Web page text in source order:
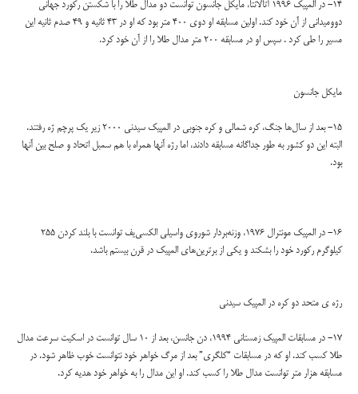
14- در المپیک 1996 آتالانتا، مایکل جانسون توانست دو مدال طلا را با شکستن رکورد جهانی
دوومیدانی از آن خود کند. اولین مسابقه او دوی 400 متر بود که او در 43 ثانیه و 49 صدم ثانیه این
مسیر را طی کرد . سپس او در مسابقه 200 متر مدال طلا را از آن خود کرد.
مایکل جانسون
15- بعد از سال‌ها جنگ، کره شمالی و کره جنوبی در المپیک سیدنی 2000 زیر یک پرچم ژه رفتند.
البته این دو کشور به طور جداگانه مسابقه دادند، اما رژه آنها همراه با هم سمبل اتحاد و صلح بین آنها
بود.
16- در المپیک مونترال 1976، وزنه‌بردار شوروی واسیلی الکسی‌یف توانست با بلند کردن 255
کیلوگرم رکورد خود را بشکند و یکی از برترین‌های المپیک در قرن بیستم باشد.
رژه ی متحد دو کره در المپیک سیدنی
17- در مسابقات المپیک زمستانی 1994، دن جانسن، بعد از 10 سال توانست در اسکیت سرعت مدال
طلا کسب کند. او که در مسابقات “کلگری” بعد از مرگ خواهر خود نتوانست خوب ظاهر شود. در
مسابقه هزار متر توانست مدال طلا را کسب کند. او این مدال را به خواهر خود هدیه کرد.